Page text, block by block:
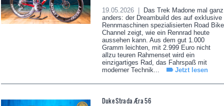
19.05.2026 |
Das Trek Madone mal ganz
anders: der Dreambuild des auf exklusive
Rennmaschinen spezialisierten Road Bike
Channel zeigt, wie ein Rennrad heute
aussehen kann. Aus dem gut 1.000
Gramm leichten, mit 2.999 Euro nicht
allzu teuren Rahmenset wird ein
einzigartiges Rad, das Fahrspaß mit
moderner Technik...
Jetzt lesen
Duke Strada Æra 56